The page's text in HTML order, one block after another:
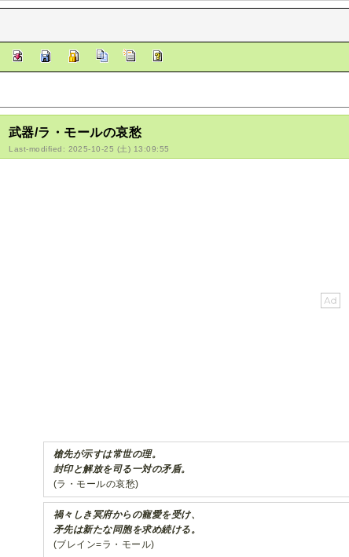
武器/ラ・モールの哀愁
Last-modified: 2025-10-25 (土) 13:09:55
槍先が示すは常世の理。
封印と解放を司る一対の矛盾。
(ラ・モールの哀愁)
禍々しき冥府からの寵愛を受け、
矛先は新たな同胞を求め続ける。
(ブレイン=ラ・モール)